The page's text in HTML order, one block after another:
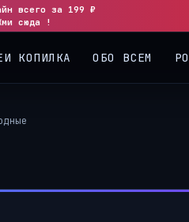
всего за 199 ₽
сюда !